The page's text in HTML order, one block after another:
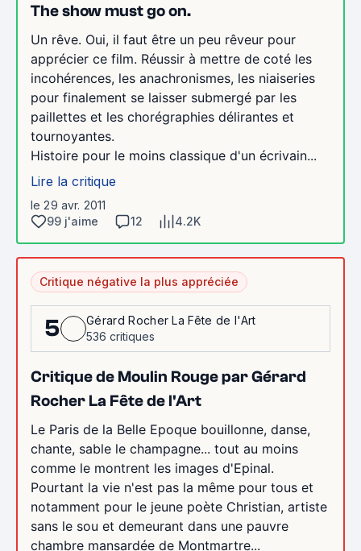
The show must go on.
Un rêve. Oui, il faut être un peu rêveur pour
apprécier ce film. Réussir à mettre de coté les
incohérences, les anachronismes, les niaiseries
pour finalement se laisser submergé par les
paillettes et les chorégraphies délirantes et
tournoyantes.
Histoire pour le moins classique d'un écrivain...
Lire la critique
le 29 avr. 2011
99 j'aime
12 4.2K
Critique négative la plus appréciée
5
Gérard Rocher La Fête de l'Art
536 critiques
Critique de Moulin Rouge par Gérard
Rocher La Fête de l'Art
Le Paris de la Belle Epoque bouillonne, danse,
chante, sable le champagne... tout au moins
comme le montrent les images d'Epinal.
Pourtant la vie n'est pas la même pour tous et
notamment pour le jeune poète Christian, artiste
sans le sou et demeurant dans une pauvre
chambre mansardée de Montmartre...